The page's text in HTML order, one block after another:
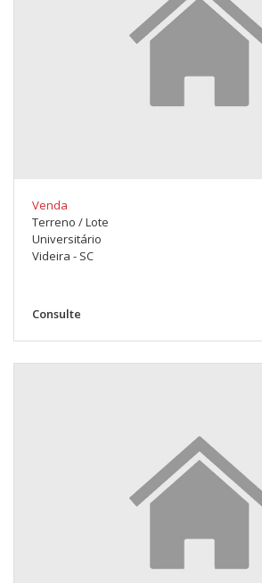
Venda
Terreno / Lote
Universitário
Videira - SC
Consulte